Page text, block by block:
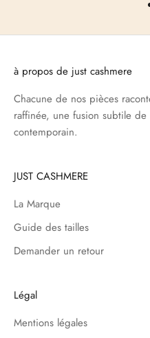
à propos de just cashmere
Chacune de nos pièces
raffinée, une fusion subtile
contemporain.
JUST CASHMERE
La Marque
Guide des tailles
Demander un retour
Légal
Mentions légales